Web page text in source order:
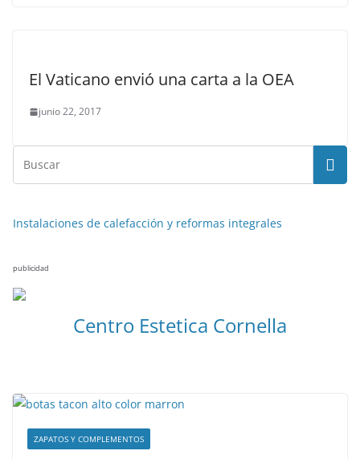
El Vaticano envió una carta a la OEA
junio 22, 2017
Instalaciones de calefacción y reformas integrales
publicidad
Centro Estetica Cornella
ZAPATOS Y COMPLEMENTOS